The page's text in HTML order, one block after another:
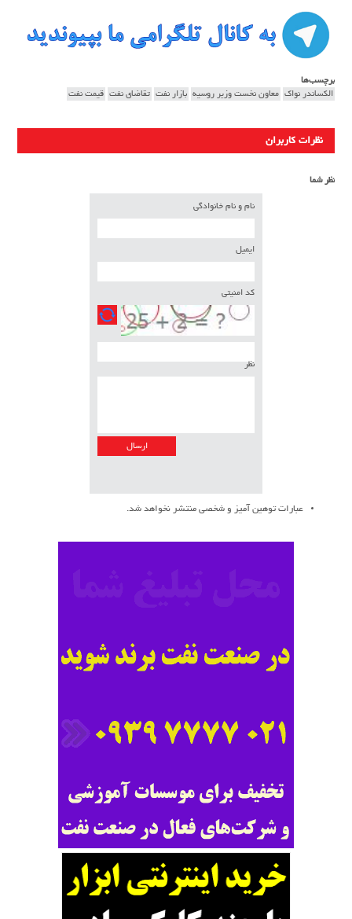
برچسب‌ها
الکساندر نواک معاون نخست وزیر روسیه بازار نفت تقاضای نفت قیمت نفت
نظرات کاربران
نظر شما
نام و نام خانوادگی
ایمیل
کد امنیتی
نظر
عبارات توهین آمیز و شخصی منتشر نخواهد شد.